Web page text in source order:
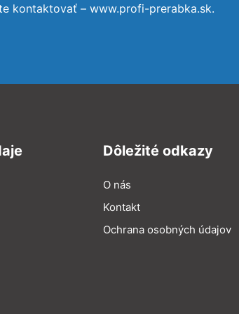
kontaktovať – www.profi-prerabka.sk.
Dôležité odkazy
O nás
Kontakt
Ochrana osobných údajov